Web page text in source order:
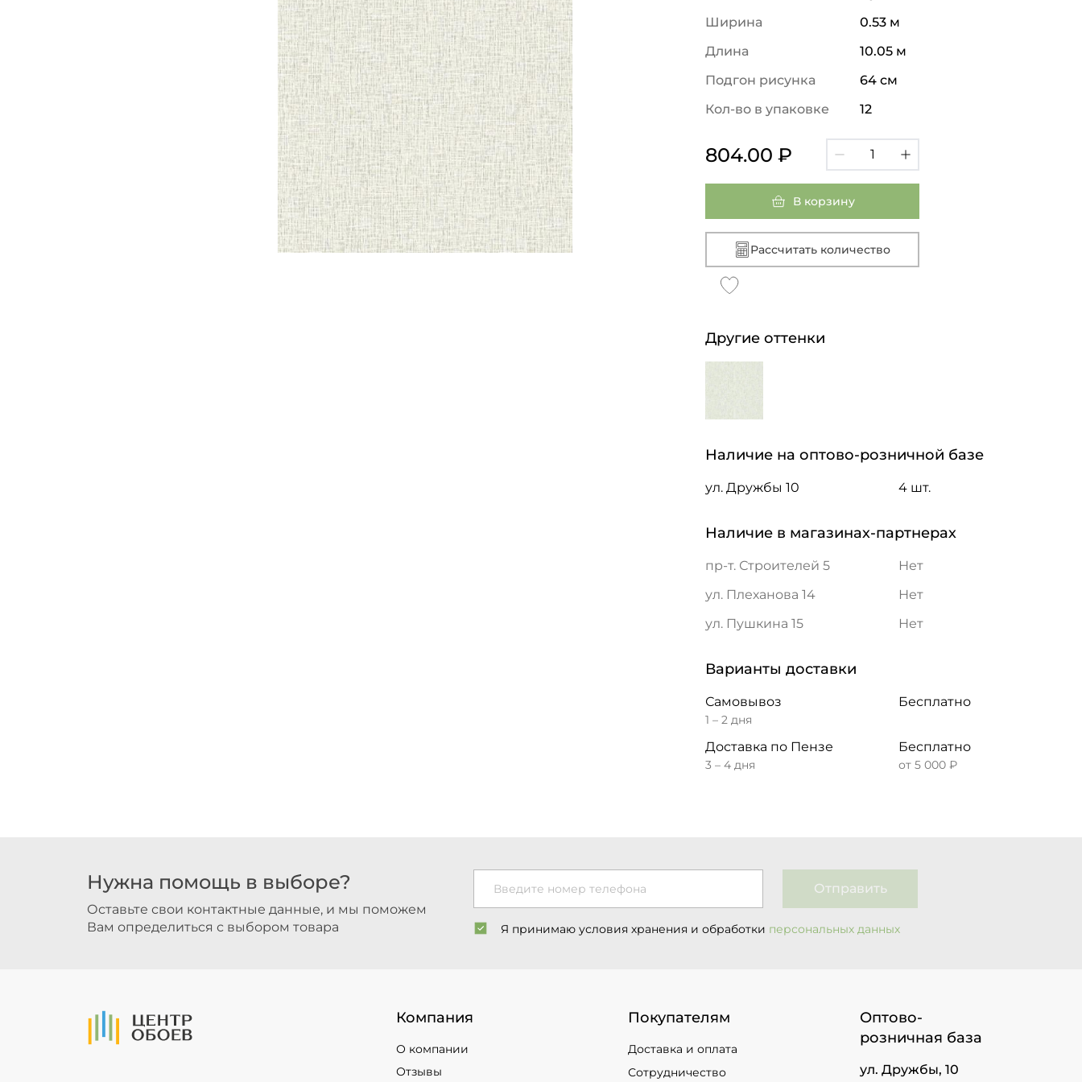
Ширина
0.53 м
Длина
10.05 м
Подгон рисунка
64 см
Кол-во в упаковке
12
804.00 ₽
В корзину
Рассчитать количество
Другие оттенки
Наличие на оптово-розничной базе
ул. Дружбы 10 4 шт.
Наличие в магазинах-партнерах
пр-т. Строителей 5
Нет
ул. Плеханова 14
Нет
ул. Пушкина 15
Нет
Варианты доставки
Самовывоз
1 – 2 дня
Бесплатно
Доставка по Пензе
3 – 4 дня
Бесплатно
от 5 000 ₽
Нужна помощь в выборе?
Оставьте свои контактные данные, и мы поможем
Вам определиться с выбором товара
Введите номер телефона Отправить
Я принимаю условия хранения и обработки персональных данных
На Главную Компания
О компании
Отзывы
Покупателям
Доставка и оплата
Сотрудничество
Оптово-
розничная база
ул. Дружбы, 10